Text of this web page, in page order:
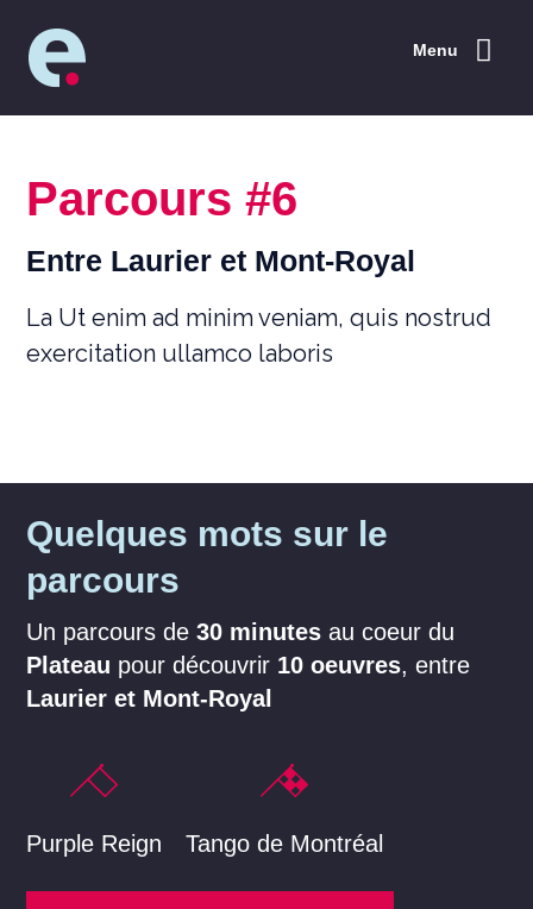
Menu
Parcours #6
Entre Laurier et Mont-Royal
La Ut enim ad minim veniam, quis nostrud
exercitation ullamco laboris
Quelques mots sur le
parcours
Un parcours de30 minutes au coeur du
Plateau pour découvrir 10 oeuvres, entre
Laurier et Mont-Royal
Purple Reign Tango de Montréal